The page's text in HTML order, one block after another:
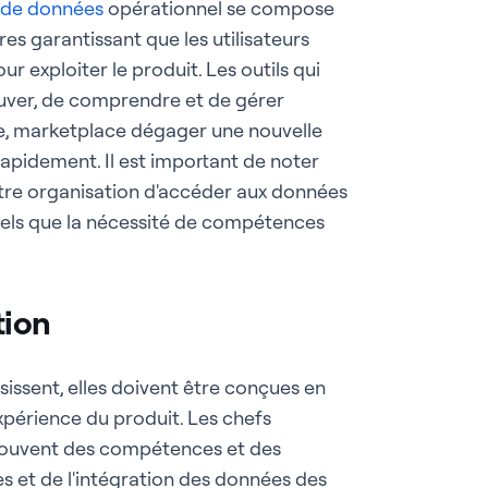
donnéesopérationnel se compose
garantissant que les utilisateurs
exploiter le produit. Les outils qui
de comprendre et de gérer
dégager une nouvelle
Il est important de noter
organisation d'accéder aux données
que la nécessité de compétences
elles doivent être conçues en
du produit. Les chefs
des compétences et des
et de l'intégration des données des